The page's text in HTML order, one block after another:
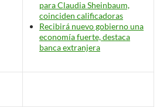
para Claudia Sheinbaum,
coinciden calificadoras
Recibirá nuevo gobierno una
economía fuerte, destaca
banca extranjera